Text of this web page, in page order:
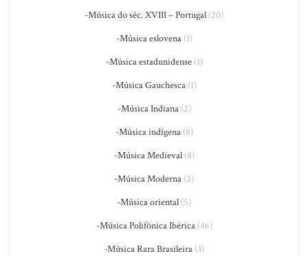
-Música do séc. XVIII – Portugal (20)
-Música eslovena(1)
-Música estadunidense(1)
-Música Gauchesca(1)
-Música Indiana(2)
-Música indígena(8)
-Música Medieval(8)
-Música Moderna (2)
-Música oriental (5)
-Música Polifônica Ibérica(46)
-Música Rara Brasileira (3)